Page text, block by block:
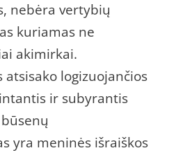
nebėra vertybių
kuriamas ne
akimirkai.
logizuojančios
ir subyrantis
yra meninės išraiškos